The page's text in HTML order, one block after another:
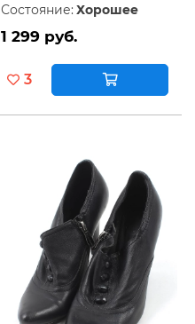
Состояние: Хорошее
1 299 руб.
3